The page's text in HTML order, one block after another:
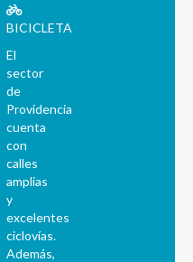
BICICLETA
El
sector
de
Providencia
cuenta
con
calles
amplias
y
excelentes
ciclovías.
Además,